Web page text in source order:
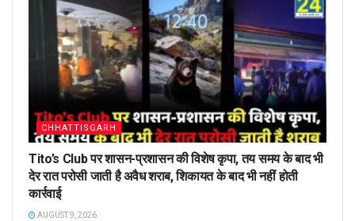
CHHATTISGARH
Tito’s Club पर शासन-प्रशासन की विशेष कृपा, तय समय के बाद भी
देर रात परोसी जाती है अवैध शराब, शिकायत के बाद भी नहीं होती
कार्रवाई
AUGUST 9, 2026